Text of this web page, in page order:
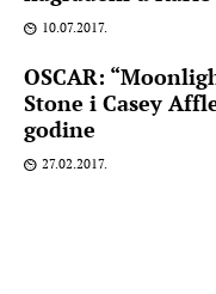
10.07.2017.
OSCAR:
Stone i Casey
godine
27.02.2017.